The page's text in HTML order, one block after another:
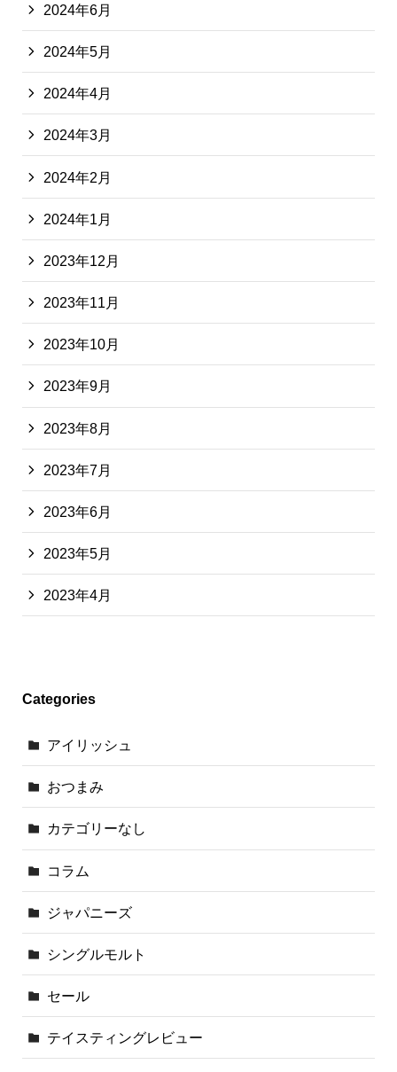
2024年6月
2024年5月
2024年4月
2024年3月
2024年2月
2024年1月
2023年12月
2023年11月
2023年10月
2023年9月
2023年8月
2023年7月
2023年6月
2023年5月
2023年4月
Categories
アイリッシュ
おつまみ
カテゴリーなし
コラム
ジャパニーズ
シングルモルト
セール
テイスティングレビュー